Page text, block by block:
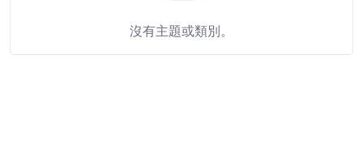
沒有主題或類別。